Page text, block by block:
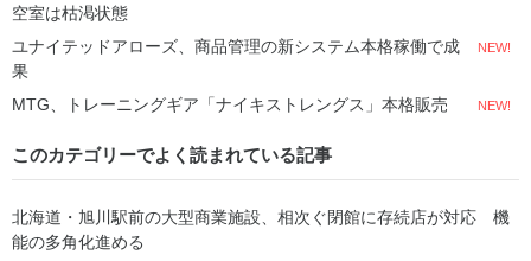
空室は枯渇状態
ユナイテッドアローズ、商品管理の新システム本格稼働で成
果
NEW!
MTG、トレーニングギア「ナイキストレングス」本格販売 NEW!
このカテゴリーでよく読まれている記事
北海道・旭川駅前の大型商業施設、相次ぐ閉館に存続店が対応 機
能の多角化進める